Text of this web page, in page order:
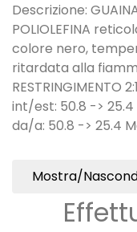
Descrizione:
POLIOLEFINA
colore nero,
ritardata alla
RESTRINGIMENTO
int/est: 50.8 -> 25.4
da/a: 50.8 -> 25.4
Mostra/